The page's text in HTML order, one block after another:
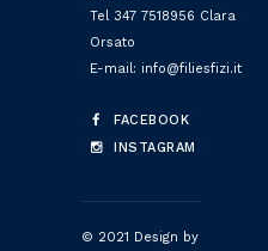
Tel 347 7518956 Clara
Orsato
E-mail: info@filiesfizi.it
FACEBOOK
INSTAGRAM
© 2021 Design by